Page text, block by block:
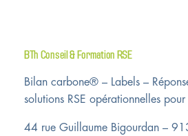
BTh Conseil & Formation RSE
Bilan carbone® – Labels –
solutions RSE opérationnelles pour
44 rue Guillaume Bigourdan –